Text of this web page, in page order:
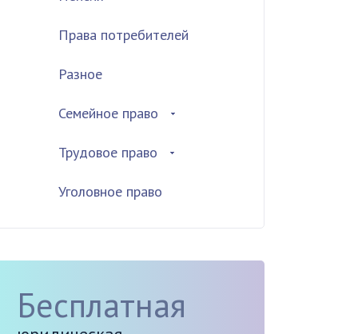
Права потребителей
Разное
Семейное право
Трудовое право
Уголовное право
Бесплатная